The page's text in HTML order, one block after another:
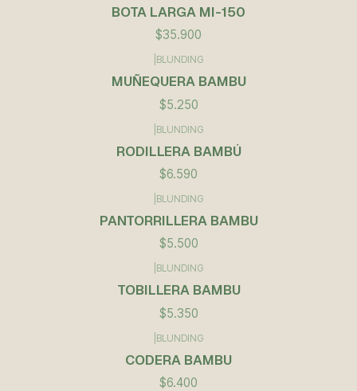
BOTA LARGA MI-150
$35.900
BLUNDING
MUÑEQUERA BAMBU
$5.250
BLUNDING
RODILLERA BAMBÚ
$6.590
BLUNDING
PANTORRILLERA BAMBU
$5.500
BLUNDING
TOBILLERA BAMBU
$5.350
BLUNDING
CODERA BAMBU
$6.400